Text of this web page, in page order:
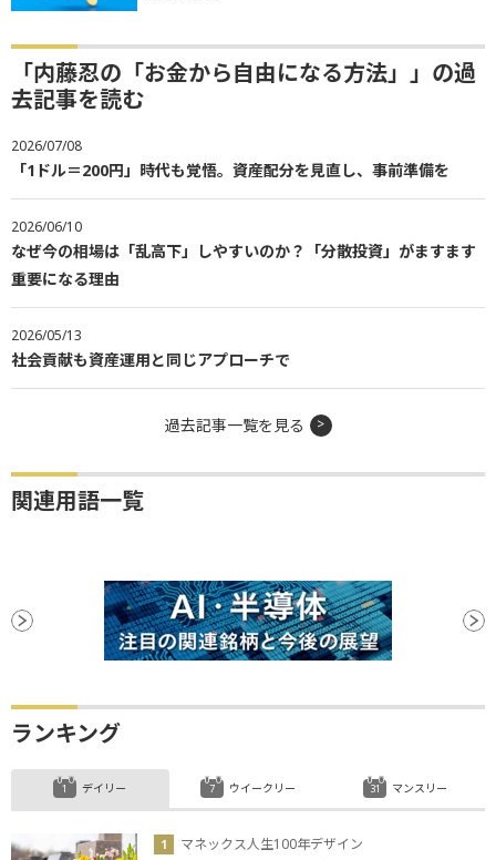
「内藤忍の「お金から自由になる方法」」の過
去記事を読む
2026/07/08
「1ドル＝200円」時代も覚悟。資産配分を見直し、事前準備を
2026/06/10
なぜ今の相場は「乱高下」しやすいのか？「分散投資」がますます
重要になる理由
2026/05/13
社会貢献も資産運用と同じアプローチで
過去記事一覧を見る
関連用語一覧
ランキング
デイリー
マネックス人生100年デザイン
ウイークリー マンスリー